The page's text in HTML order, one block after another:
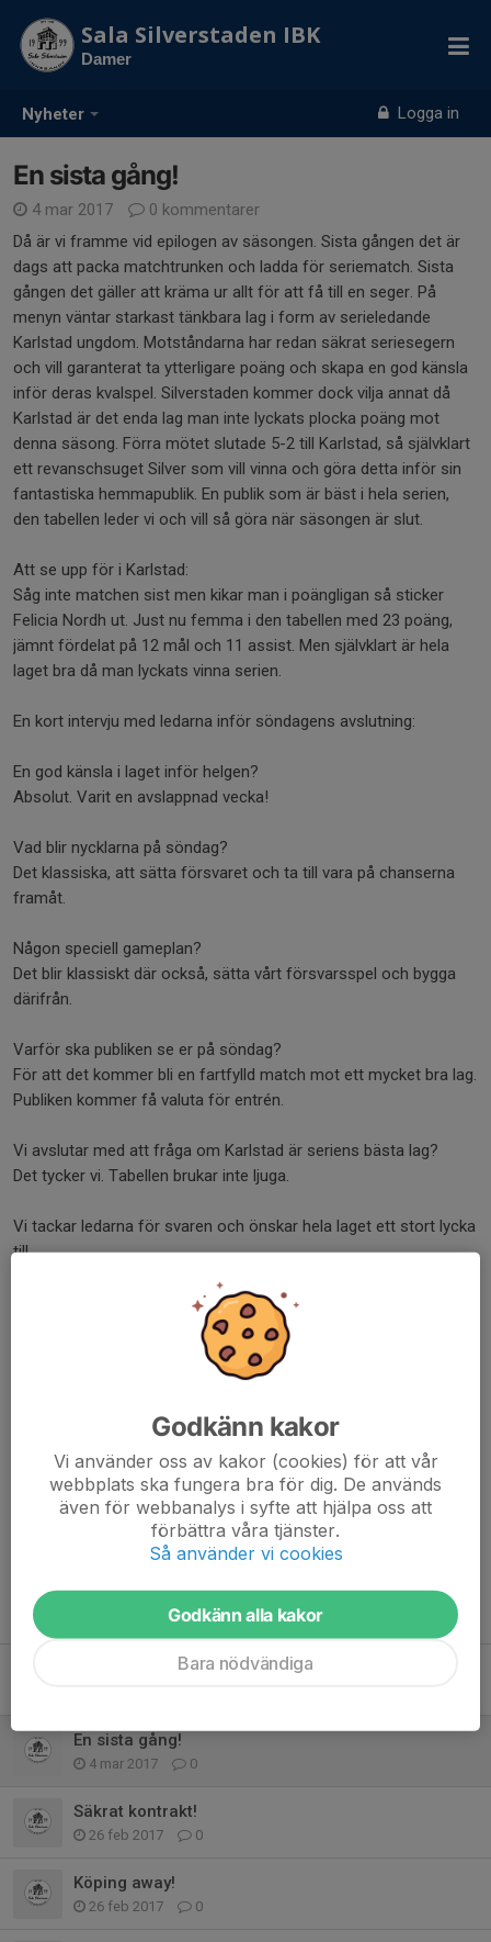
Nyheter Logga in
Sala Silverstaden IBK
Damer
En sista gång!
4 mar 2017
0 kommentarer
Då är vi framme vid epilogen av säsongen. Sista gången det är
dags att packa matchtrunken och ladda för seriematch. Sista
gången det gäller att kräma ur allt för att få till en seger. På
menyn väntar starkast tänkbara lag i form av serieledande
Karlstad ungdom. Motståndarna har redan säkrat seriesegern
och vill garanterat ta ytterligare poäng och skapa en god känsla
inför deras kvalspel. Silverstaden kommer dock vilja annat då
Karlstad är det enda lag man inte lyckats plocka poäng mot
denna säsong. Förra mötet slutade 5-2 till Karlstad, så självklart
ett revanschsuget Silver som vill vinna och göra detta inför sin
fantastiska hemmapublik. En publik som är bäst i hela serien,
den tabellen leder vi och vill så göra när säsongen är slut.
Att se upp för i Karlstad:
Såg inte matchen sist men kikar man i poängligan så sticker
Felicia Nordh ut. Just nu femma i den tabellen med 23 poäng,
jämnt fördelat på 12 mål och 11 assist. Men självklart är hela
laget bra då man lyckats vinna serien.
En kort intervju med ledarna inför söndagens avslutning:
En god känsla i laget inför helgen?
Absolut. Varit en avslappnad vecka!
Vad blir nycklarna på söndag?
Det klassiska, att sätta försvaret och ta till vara på chanserna
framåt.
Någon speciell gameplan?
Det blir klassiskt där också, sätta vårt försvarsspel och bygga
därifrån.
Varför ska publiken se er på söndag?
För att det kommer bli en fartfylld match mot ett mycket bra lag.
Publiken kommer få valuta för entrén.
Vi avslutar med att fråga om Karlstad är seriens bästa lag?
Det tycker vi. Tabellen brukar inte ljuga.
Vi tackar ledarna för svaren och önskar hela laget ett stort lycka
till.
Ja men då så publiken. Varmt välkomna på söndag 14.00 då vi
gästas av Karlstad. Vi är evigt tacksamma för ert stör under
säsongen och vill redan nu säga tack. Vi vill även tacka alla våra
sponsorer och ideella krafter som hjälper oss under säsongen.
Vi ses på söndag
Dela nyhet
Tidigare nyheter
Damlaget i div 2
En sista gång!
4 mar 2017 0
Säkrat kontrakt!
26 feb 2017 0
Köping away!
26 feb 2017 0
Godkänn kakor
Vi använder oss av kakor (cookies) för att vår
webbplats ska fungera bra för dig. De används
även för webbanalys i syfte att hjälpa oss att
förbättra våra tjänster.
Så använder vi cookies
Godkänn alla kakor
Bara nödvändiga